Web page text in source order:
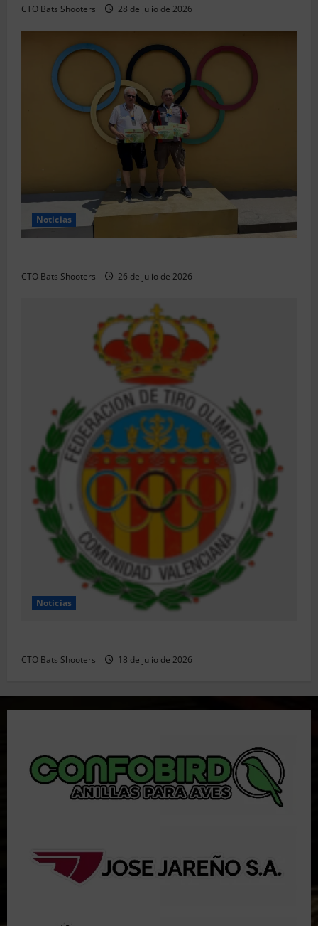
CTO Bats Shooters 28 de julio de 2026
Noticias
CTO Bats Shooters 26 de julio de 2026
Noticias
CTO Bats Shooters 18 de julio de 2026